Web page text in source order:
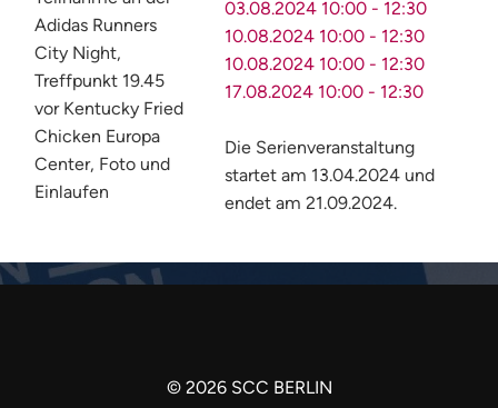
Adidas Runners
City Night,
Treffpunkt 19.45
vor Kentucky Fried
Chicken Europa
Center, Foto und
Einlaufen
03.08.2024 10:00 - 12:30
10.08.2024 10:00 - 12:30
10.08.2024 10:00 - 12:30
17.08.2024 10:00 - 12:30
Die Serienveranstaltung
startet am 13.04.2024 und
endet am 21.09.2024.
© 2026SCC BERLIN